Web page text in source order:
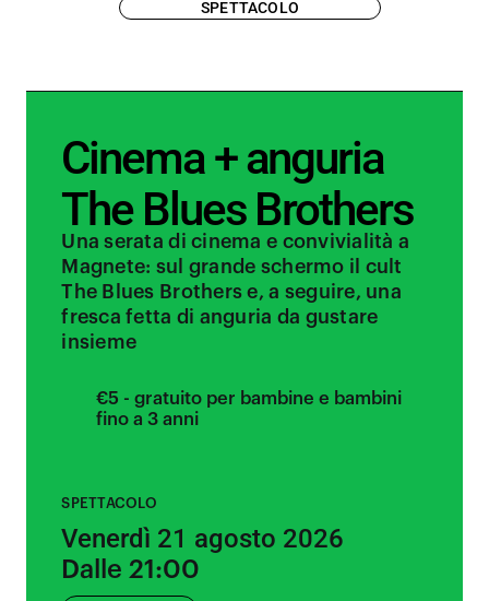
SPETTACOLO
Cinema + anguria
The Blues Brothers
Una serata di cinema e convivialità a
Magnete: sul grande schermo il cult
The Blues Brothers e, a seguire, una
fresca fetta di anguria da gustare
insieme
€5 - gratuito per bambine e bambini
fino a 3 anni
SPETTACOLO
Venerdì 21 agosto 2026
Dalle 21:00